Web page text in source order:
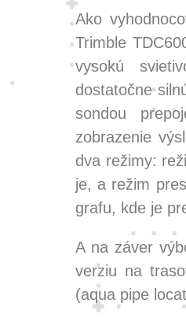
Ako
Trimble
vysokú
dostatočne
sondou
zobrazenie
dva režimy:
je, a režim
grafu, kde je
A na záver
verziu na
(aqua pipe